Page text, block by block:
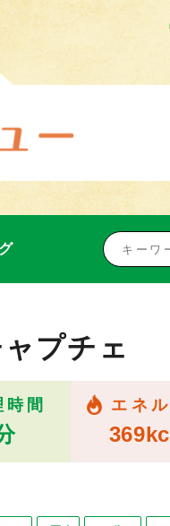
プチェ
時間 エネ